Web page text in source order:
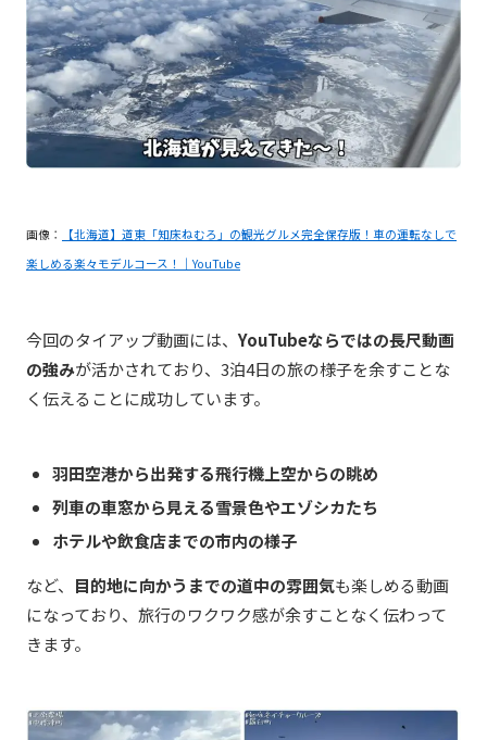
画像：
【北海道】道東「知床ねむろ」の観光グルメ完全保存版！車の運転なしで
楽しめる楽々モデルコース！｜YouTube
今回のタイアップ動画には、YouTubeならではの長尺動画
の強みが活かされており、3泊4日の旅の様子を余すことな
く伝えることに成功しています。
羽田空港から出発する飛行機上空からの眺め
列車の車窓から見える雪景色やエゾシカたち
ホテルや飲食店までの市内の様子
など、 目的地に向かうまでの道中の雰囲気も楽しめる動画
になっており、旅行のワクワク感が余すことなく伝わって
きます。